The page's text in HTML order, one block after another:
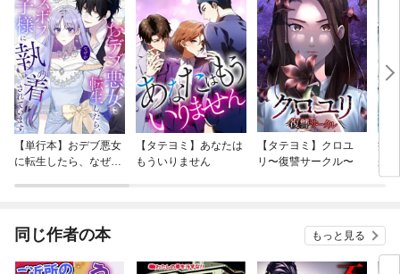
【単行本】おデブ悪女
に転生したら、なぜか
【タテヨミ】あなたは
もういりません
【タテヨミ】クロユ
リ〜復讐サークル〜
病
が
ぎ
同じ作者の本 もっと見る